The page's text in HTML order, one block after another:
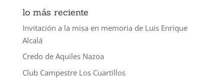
lo más reciente
Invitación a la misa en memoria de Luis Enrique
Alcalá
Credo de Aquiles Nazoa
Club Campestre Los Cuartillos